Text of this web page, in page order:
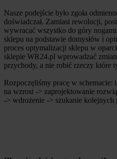
Nasze podejście było zgoła
doświadczał. Zamiast rewolucji,
wywracać wszystko do góry
sklepu na podstawie domysłów i
proces optymalizacji sklepu w
sklepie WR24.pl wprowadzać
przychody, a nie robić rzeczy które
Rozpoczęliśmy pracę w schemacie:
na wzrost -> zaprojektowanie
-> wdrożenie -> szukanie kolejnych